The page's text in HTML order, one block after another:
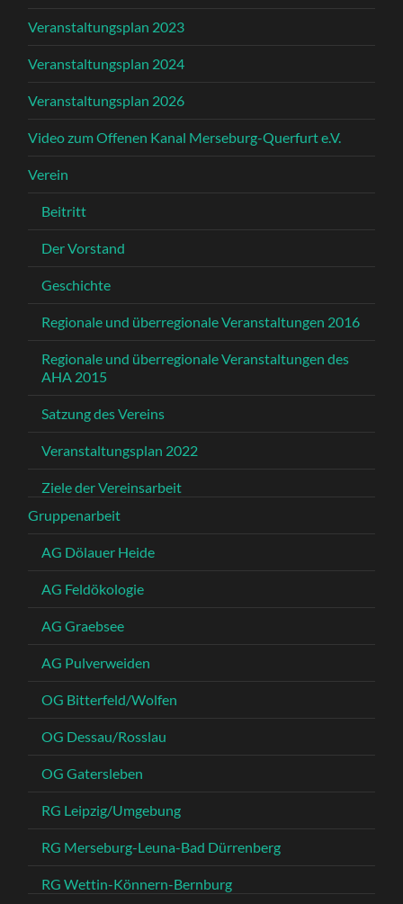
Veranstaltungsplan 2023
Veranstaltungsplan 2024
Veranstaltungsplan 2026
Video zum Offenen Kanal Merseburg-Querfurt e.V.
Verein
Beitritt
Der Vorstand
Geschichte
Regionale und überregionale Veranstaltungen 2016
Regionale und überregionale Veranstaltungen des
AHA 2015
Satzung des Vereins
Veranstaltungsplan 2022
Ziele der Vereinsarbeit
Gruppenarbeit
AG Dölauer Heide
AG Feldökologie
AG Graebsee
AG Pulverweiden
OG Bitterfeld/Wolfen
OG Dessau/Rosslau
OG Gatersleben
RG Leipzig/Umgebung
RG Merseburg-Leuna-Bad Dürrenberg
RG Wettin-Könnern-Bernburg